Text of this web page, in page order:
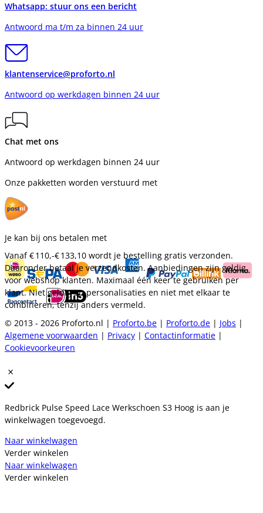
Whatsapp: stuur ons een bericht
Antwoord ma t/m za binnen 24 uur
klantenservice@proforto.nl
Antwoord op werkdagen binnen 24 uur
Chat met ons
Antwoord op werkdagen binnen 24 uur
Onze pakketten worden verstuurd met
Je kan bij ons betalen met
Vanaf€ 110,-€ 133,10 wordt je bestelling gratis verzonden.
Daaronder betaal je verzendkosten. Aanbiedingen zijn geldig
voor webshop klanten. Maximaal één keer te gebruiken per
klant. Niet geldig op personalisaties en niet met elkaar te
combineren, tenzij anders vermeld.
© 2013 - 2026 Proforto.nl | Proforto.be | Proforto.de | Jobs |
Algemene voorwaarden | Privacy | Contactinformatie |
Cookievoorkeuren
Redbrick Pulse Speed Lace Werkschoen S3 Hoog is aan je
winkelwagen toegevoegd.
Naar winkelwagen
Verder winkelen
Naar winkelwagen
Verder winkelen